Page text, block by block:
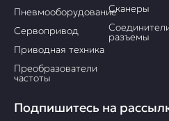
Подпишитесь на
Пневмооборудование
Сервопривод
Приводная техника
Преобразователи
частоты
Сканеры
разъемы